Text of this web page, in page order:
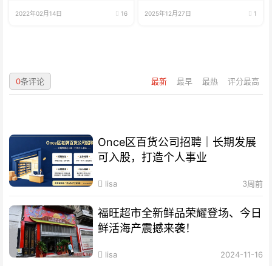
2022年02月14日 16 2025年12月27日 1
最新 最早 最热 评分最高
0条评论
Once区百货公司招聘｜长期发展
可入股，打造个人事业
lisa 3周前
福旺超市全新鲜品荣耀登场、今日
鲜活海产震撼来袭！
lisa 2024-11-16